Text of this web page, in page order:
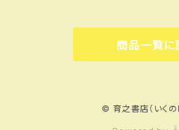
商品一覧に
© 育之書店（いくの